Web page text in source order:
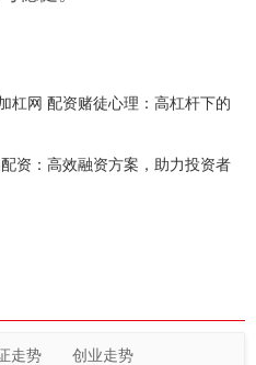
杠网 配资赌徒心理：高杠杆下的
资：高效融资方案，助力投资者
走势 创业走势